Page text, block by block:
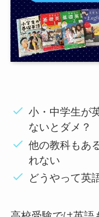
小・中学生が
ないとダメ？
他の教科もあ
れない
どうやって英